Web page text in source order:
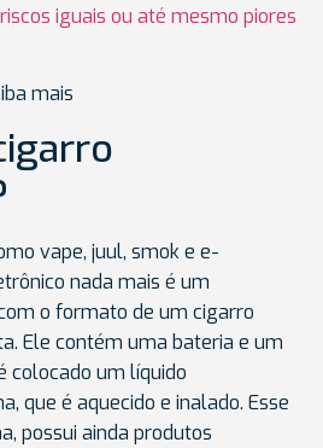
riscos iguais ou até mesmo piores
mais
vape, juul, smok e e-
nada mais é um
o formato de um cigarro
Ele contém uma bateria e um
colocado um líquido
que é aquecido e inalado. Esse
possui ainda produtos